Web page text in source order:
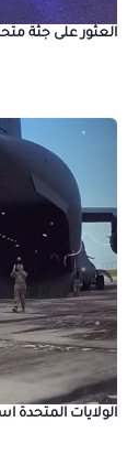
العثور على جثة
الولايات المتحدة استهلكت 80%